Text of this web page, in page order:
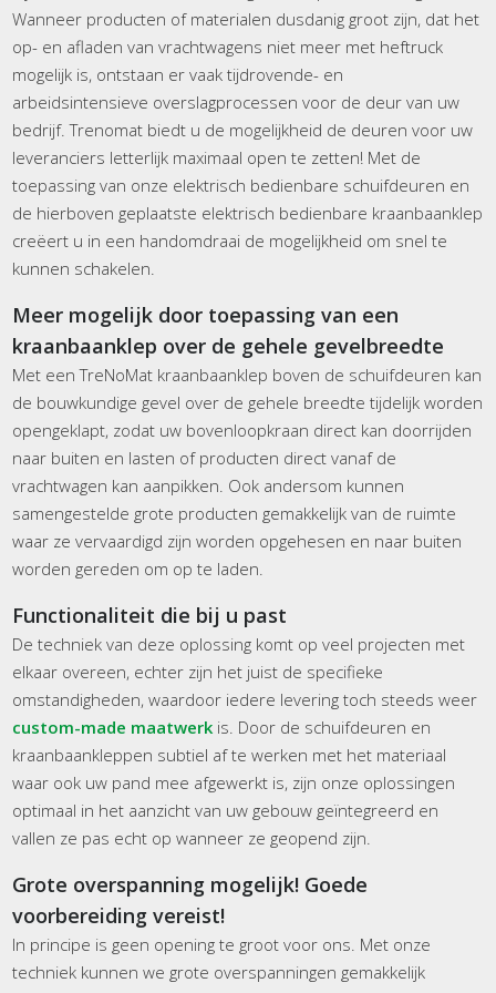
Wanneer producten of materialen dusdanig groot zijn, dat het
op- en afladen van vrachtwagens niet meer met heftruck
mogelijk is, ontstaan er vaak tijdrovende- en
arbeidsintensieve overslagprocessen voor de deur van uw
bedrijf. Trenomat biedt u de mogelijkheid de deuren voor uw
leveranciers letterlijk maximaal open te zetten! Met de
toepassing van onze elektrisch bedienbare schuifdeuren en
de hierboven geplaatste elektrisch bedienbare kraanbaanklep
creëert u in een handomdraai de mogelijkheid om snel te
kunnen schakelen.
Meer mogelijk door toepassing van een
kraanbaanklep over de gehele gevelbreedte
Met een TreNoMat kraanbaanklep boven de schuifdeuren kan
de bouwkundige gevel over de gehele breedte tijdelijk worden
opengeklapt, zodat uw bovenloopkraan direct kan doorrijden
naar buiten en lasten of producten direct vanaf de
vrachtwagen kan aanpikken. Ook andersom kunnen
samengestelde grote producten gemakkelijk van de ruimte
waar ze vervaardigd zijn worden opgehesen en naar buiten
worden gereden om op te laden.
Functionaliteit die bij u past
De techniek van deze oplossing komt op veel projecten met
elkaar overeen, echter zijn het juist de specifieke
omstandigheden, waardoor iedere levering toch steeds weer
custom-made maatwerk is. Door de schuifdeuren en
kraanbaankleppen subtiel af te werken met het materiaal
waar ook uw pand mee afgewerkt is, zijn onze oplossingen
optimaal in het aanzicht van uw gebouw geïntegreerd en
vallen ze pas echt op wanneer ze geopend zijn.
Grote overspanning mogelijk! Goede
voorbereiding vereist!
In principe is geen opening te groot voor ons. Met onze
techniek kunnen we grote overspanningen gemakkelijk